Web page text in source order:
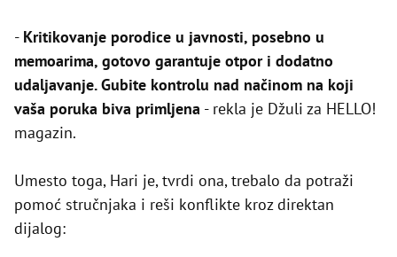
- Kritikovanje porodice u javnosti, posebno u
memoarima, gotovo garantuje otpor i dodatno
udaljavanje. Gubite kontrolu nad načinom na koji
vaša poruka biva primljena - rekla je Džuli za HELLO!
magazin.
Umesto toga, Hari je, tvrdi ona, trebalo da potraži
pomoć stručnjaka i reši konflikte kroz direktan
dijalog: